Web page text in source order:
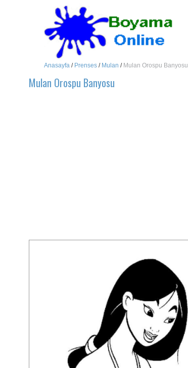
Anasayfa / Prenses / Mulan / Mulan Orospu Banyosu
Mulan Orospu Banyosu